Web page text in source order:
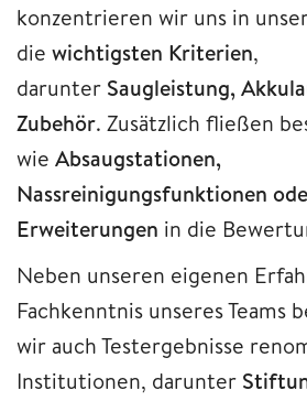
konzentrieren wir uns in
die wichtigsten Kriterien,
darunter Saugleistung,
Zubehör. Zusätzlich fließen
wie Absaugstationen,
Nassreinigungsfunktionen
Erweiterungen in die
Neben unseren eigenen
Fachkenntnis unseres Teams
wir auch Testergebnisse
Institutionen, darunter